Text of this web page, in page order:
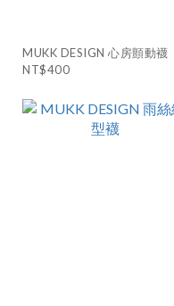
MUKK DESIGN 心房顫動襪
NT$400